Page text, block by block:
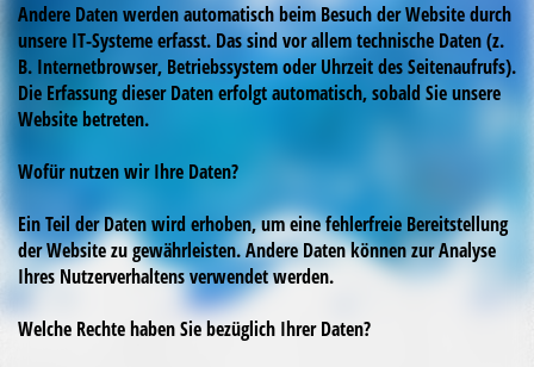
Andere Daten werden automatisch beim Besuch der Website durch
unsere IT-Systeme erfasst. Das sind vor allem technische Daten (z.
B. Internetbrowser, Betriebssystem oder Uhrzeit des Seitenaufrufs).
Die Erfassung dieser Daten erfolgt automatisch, sobald Sie unsere
Website betreten.
Wofür nutzen wir Ihre Daten?
Ein Teil der Daten wird erhoben, um eine fehlerfreie Bereitstellung
der Website zu gewährleisten. Andere Daten können zur Analyse
Ihres Nutzerverhaltens verwendet werden.
Welche Rechte haben Sie bezüglich Ihrer Daten?